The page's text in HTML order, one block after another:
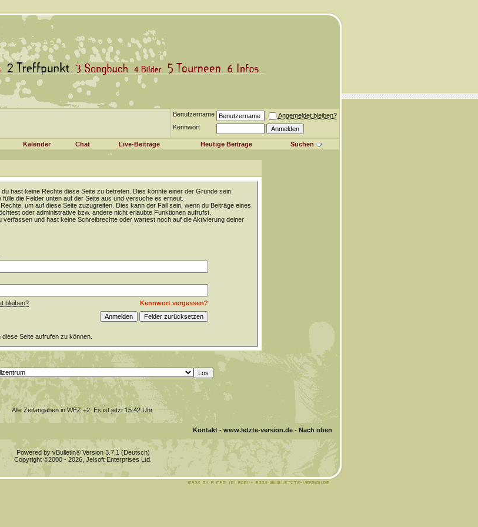
Benutzername
Angemeldet bleiben?
Kennwort
Kalender Chat Live-Beiträge Heutige Beiträge Suchen
hast keine Rechte diese Seite zu betreten. Dies könnte einer der Gründe sein:
fülle die Felder unten auf der Seite aus und versuche es erneut.
um auf diese Seite zuzugreifen. Dies kann der Fall sein, wenn du Beiträge eines
oder administrative bzw. andere nicht erlaubte Funktionen aufrufst.
verfassen und hast keine Schreibrechte oder wartest noch auf die Aktivierung deiner
Kennwort vergessen?
bleiben?
Seite aufrufen zu können.
Alle Zeitangaben in WEZ +2. Es ist jetzt15:42Uhr.
Kontakt- www.letzte-version.de- Nach oben
Powered by vBulletin® Version 3.7.1 (Deutsch)
Copyright ©2000 - 2026, Jelsoft Enterprises Ltd.